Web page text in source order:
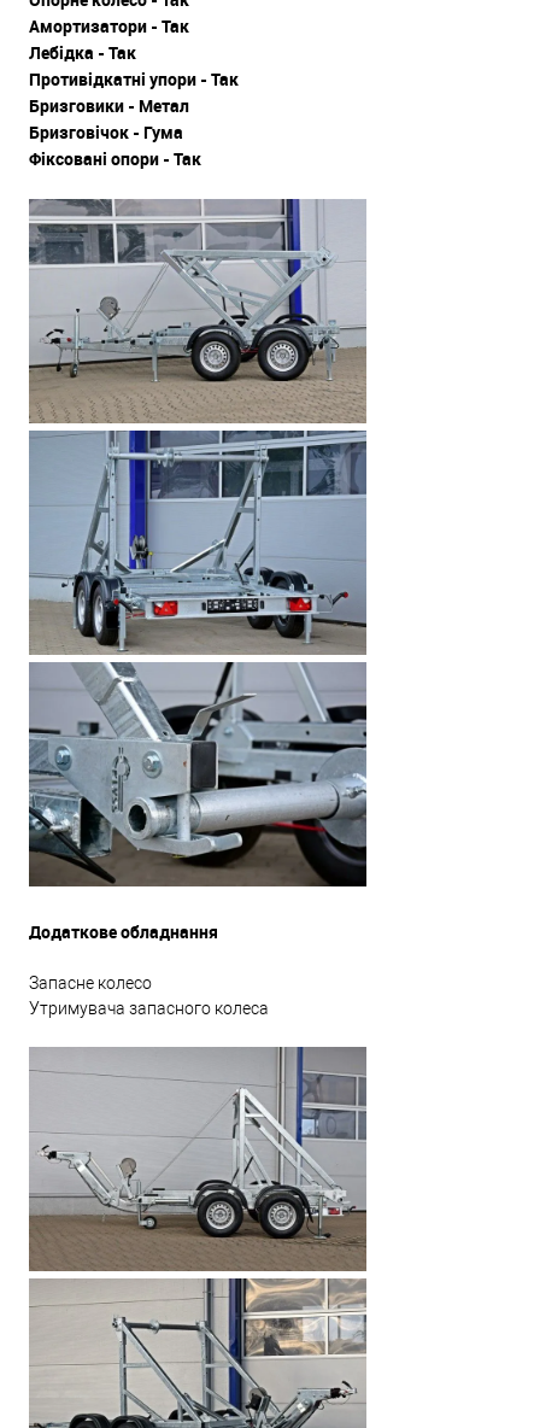
Амортизатори - Так
Лебідка - Так
Противідкатні упори - Так
Бризговики - Метал
Бризговічок - Гума
Фіксовані опори - Так
Додаткове обладнання
Запасне колесо
Утримувача запасного колеса